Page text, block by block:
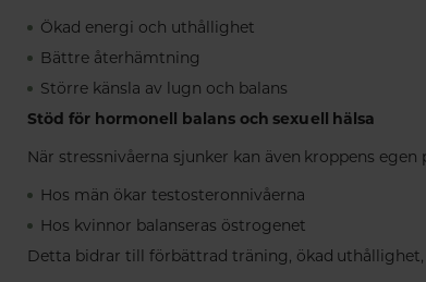
Ökad energi och uthållighet
Bättre återhämtning
Större känsla av lugn och balans
Stöd för hormonell balans och sexuell hälsa
När stressnivåerna sjunker kan även kroppens
Hos män ökar testosteronnivåerna
Hos kvinnor balanseras östrogenet
Detta bidrar till förbättrad träning, ökad